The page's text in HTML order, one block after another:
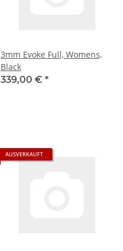
3mm Evoke Full, Womens,
Black
339,00 € *
AUSVERKAUFT